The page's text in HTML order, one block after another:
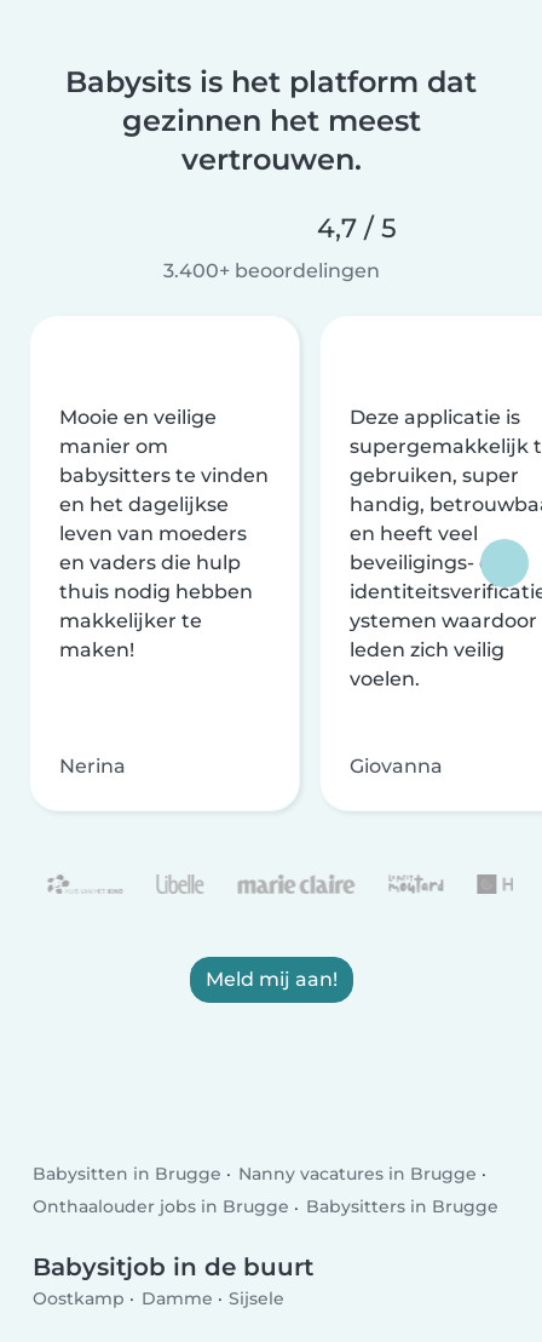
Babysits is het platform dat
gezinnen het meest
vertrouwen.
4,7 / 5
3.400+ beoordelingen
Mooie en veilige
manier om
babysitters te vinden
en het dagelijkse
leven van moeders
en vaders die hulp
thuis nodig hebben
makkelijker te
maken!
Nerina
Deze applicatie is
supergemakkelijk
gebruiken, super
handig,
en heeft veel
beveiligings- en
ystemen waardoor
leden zich veilig
voelen.
Giovanna
Meld mij aan!
Babysitten in Brugge
Nanny vacatures in Brugge
Onthaalouder jobs in Brugge
Babysitters in Brugge
Babysitjob in de buurt
Oostkamp Damme Sijsele